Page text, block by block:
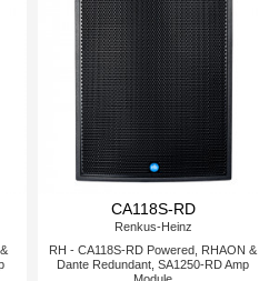
CA118S-RD
Renkus-Heinz
RH - CA118S-RD Powered, RHAON &
Dante Redundant, SA1250-RD Amp